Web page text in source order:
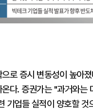
로 증시 변동성이 높아
다. 증권가는 "과거와는
기업들 실적이 양호할